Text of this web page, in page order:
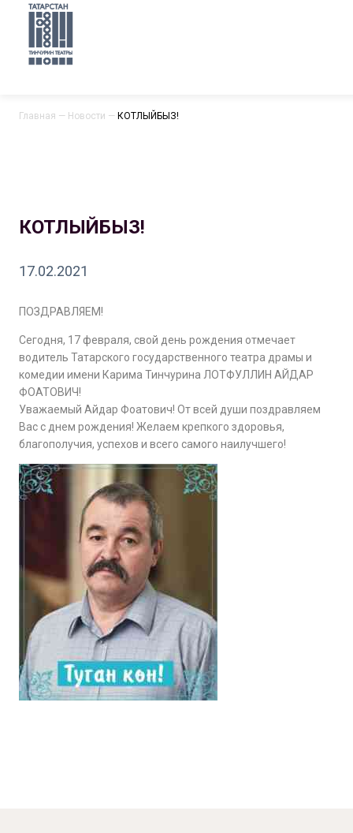
Главная — Новости — КОТЛЫЙБЫЗ!
КОТЛЫЙБЫЗ!
17.02.2021
ПОЗДРАВЛЯЕМ!
Сегодня, 17 февраля, свой день рождения отмечает
водитель Татарского государственного театра драмы и
комедии имени Карима Тинчурина ЛОТФУЛЛИН АЙДАР
ФОАТОВИЧ!
Уважаемый Айдар Фоатович! От всей души поздравляем
Вас с днем рождения! Желаем крепкого здоровья,
благополучия, успехов и всего самого наилучшего!